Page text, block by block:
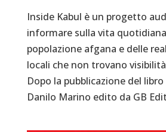
Inside Kabul è un progetto
informare sulla vita
popolazione afgana e delle
locali che non trovano
Dopo la pubblicazione del
Danilo Marino edito da GB